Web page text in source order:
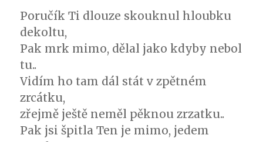
Poručík Ti dlouze skouknul hloubku
dekoltu,
Pak mrk mimo, dělal jako kdyby nebol
tu..
Vidím ho tam dál stát v zpětném
zrcátku,
zřejmě ještě neměl pěknou zrzatku..
Pak jsi špitla Ten je mimo, jedem